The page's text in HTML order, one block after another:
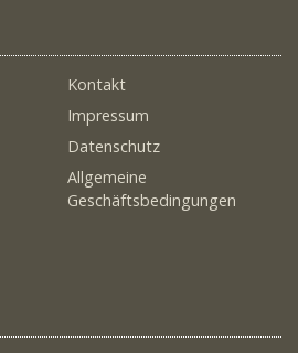
Kontakt
Impressum
Datenschutz
Allgemeine
Geschäftsbedingungen